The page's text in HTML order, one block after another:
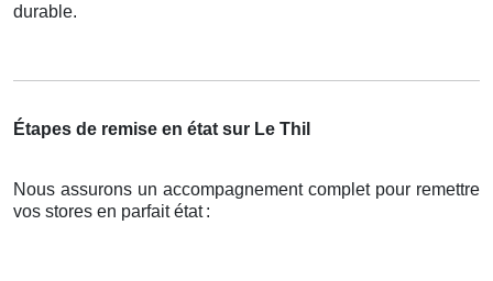
durable.
Étapes de remise en état sur Le Thil
Nous assurons un accompagnement complet pour remettre
vos stores en parfait état :